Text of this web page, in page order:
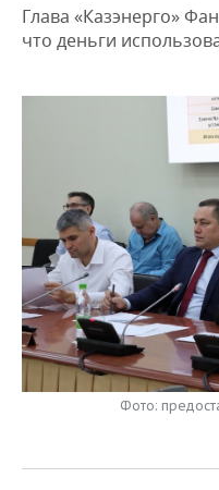
КОРОЛИ ГОСЗАКАЗА
КОМУ ПРИНАДЛЕЖАТ
ТОРГОВЫЕ ЦЕНТРЫ
ФИНАНСЫ
НОВОСТИ
ПРОМЫШЛЕННОСТИ
АГРОПРОМ
МАШИНОСТРОЕНИЕ
НЕФТЕХИМИЯ
НЕФТЬ
ОПК
ЭНЕРГЕТИКА
НЕДВИЖИМОСТЬ
НОВОСТИ БИЗНЕСА
РОЗНИЧНАЯ
ТРАНСПОРТ
УСЛУГИ
НОВОСТИ
IT
МЕДИА
МЕРОПРИЯТИЯ
НОВОСТИ
ВЫЕЗДНАЯ
БИЗНЕС-БРАНЧИ
ОТКРЫТАЯ ЛЕКЦИЯ
СПОРТ
НОВОСТИ СПОРТА
ФУТБОЛ
БАСКЕТБОЛ
ОБЩЕСТВО
НОВОСТИ ОБЩЕСТВА
ИНФРАСТРУКТУРА
ФОТОГАЛЕРЕЯ
Глава «Казэнерго»
что деньги
Фото: